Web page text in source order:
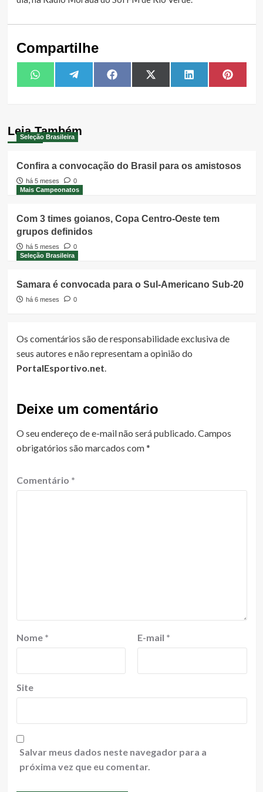
Compartilhe
Share
on
WhatsAppShare
on
TelegramShare
on
FacebookShare
on
X
(Twitter)
Share
on
LinkedIn Share
on
Leia Também
Seleção Brasileira
Confira a convocação do Brasil para os amistosos
há 5 meses
0
Mais Campeonatos
Com 3 times goianos, Copa Centro-Oeste tem
grupos definidos
há 5 meses
0
Seleção Brasileira
Samara é convocada para o Sul-Americano Sub-20
há 6 meses 0
Os comentários são de responsabilidade exclusiva de
seus autores e não representam a opinião do
PortalEsportivo.net.
Deixe um comentário
O seu endereço de e-mail não será publicado.Campos
obrigatórios são marcados com*
Comentário *
Nome * E-mail *
Site
Salvar meus dados neste navegador para a
próxima vez que eu comentar.